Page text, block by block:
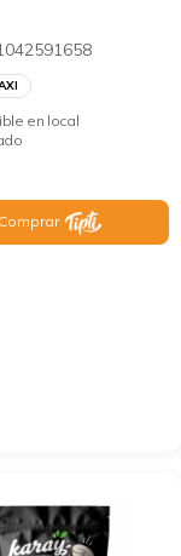
en local
Comprar